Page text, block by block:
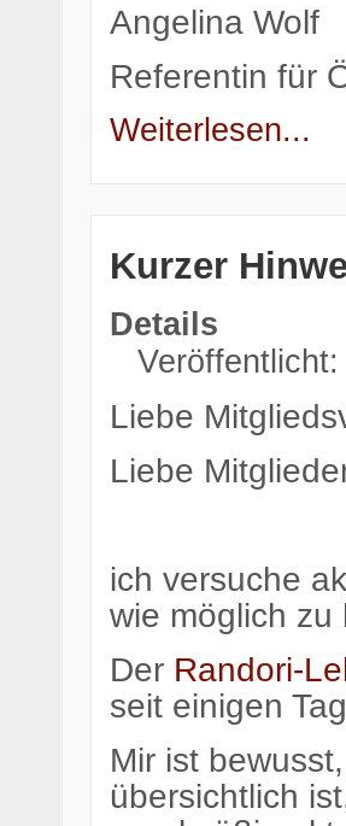
Angelina Wolf
Referentin für
Weiterlesen...
Kurzer
Details
Liebe
Liebe
ich versuche
wie möglich
Der Randori-
seit einigen
Mir ist
übersichtlich